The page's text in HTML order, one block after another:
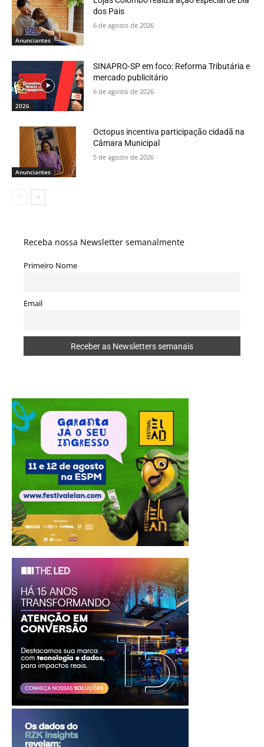
Anunciantes
dos Pais
6 de agosto de 2026
2026
SINAPRO-SP em foco: Reforma Tributária e
mercado publicitário
6 de agosto de 2026
Anunciantes
Octopus incentiva participação cidadã na
Câmara Municipal
5 de agosto de 2026
Receba nossa Newsletter semanalmente
Primeiro Nome
Email